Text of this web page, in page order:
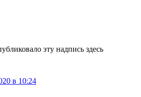
эту надпись здесь
в 10:24